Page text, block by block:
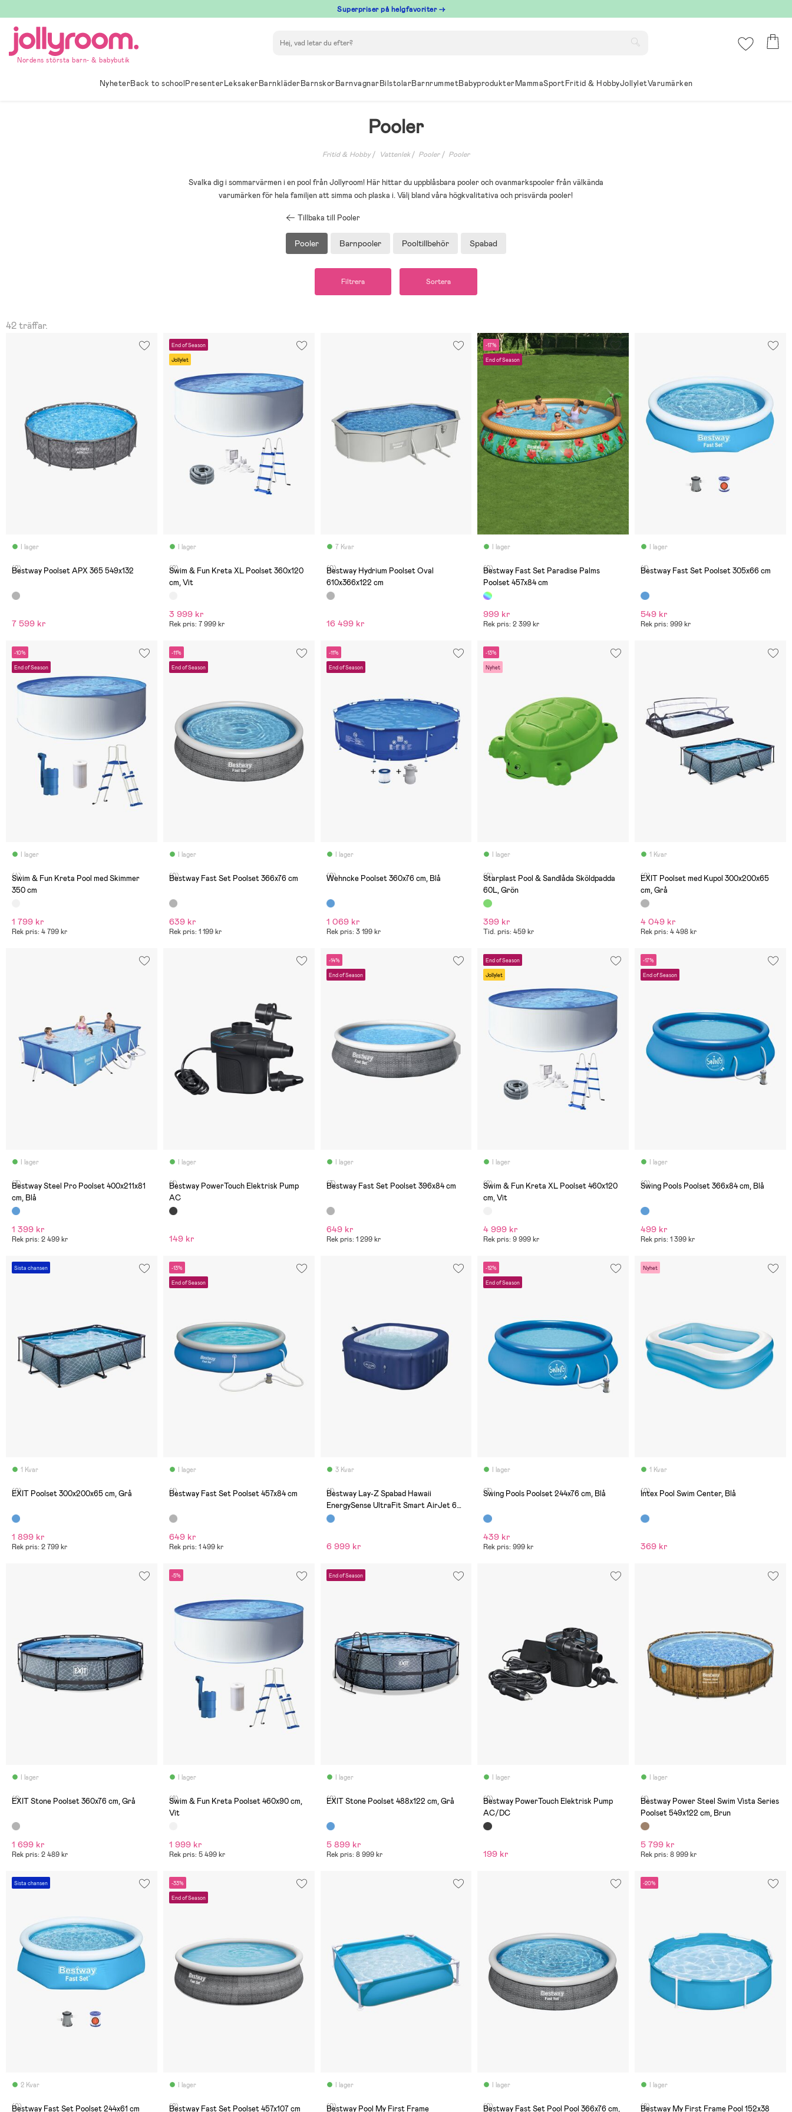
till
innehållet
Superpriser på helgfavoriter →
Nordens största barn- & babybutik
NyheterBack to schoolPresenterLeksakerBarnkläderBarnskorBarnvagnarBilstolarBarnrummetBabyprodukterMammaSportFritid & HobbyJollyletVarumärken
Pooler
Fritid & Hobby Vattenlek Pooler Pooler
Svalka dig i sommarvärmen i en pool från Jollyroom! Här hittar du uppblåsbara pooler och ovanmarkspooler från välkända
varumärken för hela familjen att simma och plaska i. Välj bland våra högkvalitativa och prisvärda pooler!
Tillbaka till Pooler
Pooler Barnpooler Pooltillbehör Spabad
Filtrera Sortera
42 träffar.
I lager
(2)
Bestway Poolset APX 365 549x132
7 599 kr
End of Season
Jollylet
I lager
(2)
Swim & Fun Kreta XL Poolset 360x120
cm, Vit
3 999 kr
Rek pris: 7 999 kr
7 Kvar
(0)
Bestway Hydrium Poolset Oval
610x366x122 cm
16 499 kr
-17%
End of Season
I lager
(0)
Bestway Fast Set Paradise Palms
Poolset 457x84 cm
999 kr
Rek pris: 2 399 kr
I lager
(1)
Bestway Fast Set Poolset 305x66 cm
549 kr
Rek pris: 999 kr
-10%
End of Season
I lager
(4)
Swim & Fun Kreta Pool med Skimmer
350 cm
1 799 kr
Rek pris: 4 799 kr
-11%
End of Season
I lager
(0)
Bestway Fast Set Poolset 366x76 cm
639 kr
Rek pris: 1 199 kr
-11%
End of Season
I lager
(0)
Wehncke Poolset 360x76 cm, Blå
1 069 kr
Rek pris: 3 199 kr
-13%
Nyhet
I lager
(0)
Starplast Pool & Sandlåda Sköldpadda
60L, Grön
399 kr
Tid. pris: 459 kr
1 Kvar
(0)
EXIT Poolset med Kupol 300x200x65
cm, Grå
4 049 kr
Rek pris: 4 498 kr
I lager
(3)
Bestway Steel Pro Poolset 400x211x81
cm, Blå
1 399 kr
Rek pris: 2 499 kr
I lager
(1)
Bestway PowerTouch Elektrisk Pump
AC
149 kr
-14%
End of Season
I lager
(3)
Bestway Fast Set Poolset 396x84 cm
649 kr
Rek pris: 1 299 kr
End of Season
Jollylet
I lager
(2)
Swim & Fun Kreta XL Poolset 460x120
cm, Vit
4 999 kr
Rek pris: 9 999 kr
-17%
End of Season
I lager
(0)
Swing Pools Poolset 366x84 cm, Blå
499 kr
Rek pris: 1 399 kr
Sista chansen
1 Kvar
(0)
EXIT Poolset 300x200x65 cm, Grå
1 899 kr
Rek pris: 2 799 kr
-13%
End of Season
I lager
(1)
Bestway Fast Set Poolset 457x84 cm
649 kr
Rek pris: 1 499 kr
3 Kvar
(1)
Bestway Lay-Z Spabad Hawaii
EnergySense UltraFit Smart AirJet 6
180 x 71, Blå
6 999 kr
-12%
End of Season
I lager
(3)
Swing Pools Poolset 244x76 cm, Blå
439 kr
Rek pris: 999 kr
Nyhet
1 Kvar
(0)
Intex Pool Swim Center, Blå
369 kr
I lager
(1)
EXIT Stone Poolset 360x76 cm, Grå
1 699 kr
Rek pris: 2 489 kr
-5%
I lager
(8)
Swim & Fun Kreta Poolset 460x90 cm,
Vit
1 999 kr
Rek pris: 5 499 kr
End of Season
I lager
(0)
EXIT Stone Poolset 488x122 cm, Grå
5 899 kr
Rek pris: 8 999 kr
I lager
(0)
Bestway PowerTouch Elektrisk Pump
AC/DC
199 kr
I lager
(1)
Bestway Power Steel Swim Vista Series
Poolset 549x122 cm, Brun
5 799 kr
Rek pris: 8 999 kr
Sista chansen
2 Kvar
(0)
Bestway Fast Set Poolset 244x61 cm
-33%
End of Season
I lager
(2)
Bestway Fast Set Poolset 457x107 cm
I lager
(0)
Bestway Pool My First Frame
I lager
(0)
Bestway Fast Set Pool Pool 366x76 cm,
-20%
I lager
(8)
Bestway My First Frame Pool 152x38